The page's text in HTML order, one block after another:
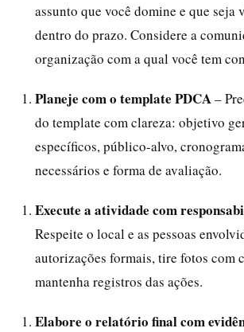
assunto que você domine e que seja
dentro do prazo. Considere a
organização com a qual você tem
Planeje com o template PDCA–
do template com clareza: objetivo
específicos, público-alvo,
necessários e forma de avaliação.
Execute a atividade com
Respeite o local e as pessoas
autorizações formais, tire fotos com
mantenha registros das ações.
Elabore o relatório final com